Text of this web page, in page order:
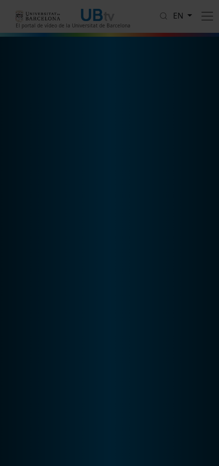
El portal de vídeo de la Universitat de Barcelona
EN